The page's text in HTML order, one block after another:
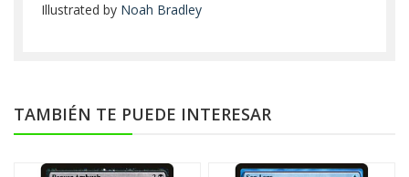
Illustrated by Noah Bradley
TAMBIÉN TE PUEDE INTERESAR